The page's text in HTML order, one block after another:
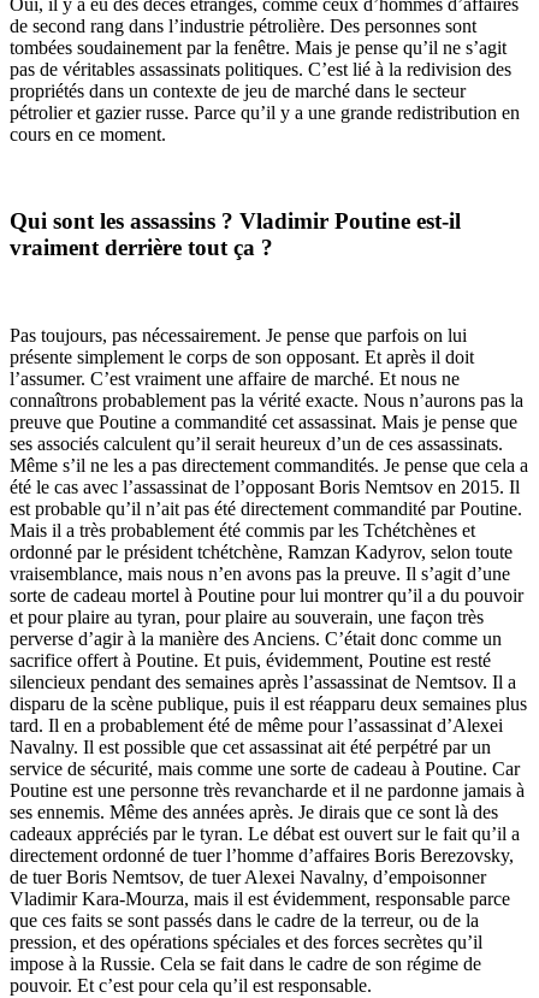
de second rang dans l’industrie pétrolière. Des personnes sont
tombées soudainement par la fenêtre. Mais je pense qu’il ne s’agit
pas de véritables assassinats politiques. C’est lié à la redivision des
propriétés dans un contexte de jeu de marché dans le secteur
pétrolier et gazier russe. Parce qu’il y a une grande redistribution en
cours en ce moment.
Qui sont les assassins ? Vladimir Poutine est-il
vraiment derrière tout ça ?
Pas toujours, pas nécessairement. Je pense que parfois on lui
présente simplement le corps de son opposant. Et après il doit
l’assumer. C’est vraiment une affaire de marché. Et nous ne
connaîtrons probablement pas la vérité exacte. Nous n’aurons pas la
preuve que Poutine a commandité cet assassinat. Mais je pense que
ses associés calculent qu’il serait heureux d’un de ces assassinats.
Même s’il ne les a pas directement commandités. Je pense que cela a
été le cas avec l’assassinat de l’opposant Boris Nemtsov en 2015. Il
est probable qu’il n’ait pas été directement commandité par Poutine.
Mais il a très probablement été commis par les Tchétchènes et
ordonné par le président tchétchène, Ramzan Kadyrov, selon toute
vraisemblance, mais nous n’en avons pas la preuve. Il s’agit d’une
sorte de cadeau mortel à Poutine pour lui montrer qu’il a du pouvoir
et pour plaire au tyran, pour plaire au souverain, une façon très
perverse d’agir à la manière des Anciens. C’était donc comme un
sacrifice offert à Poutine. Et puis, évidemment, Poutine est resté
silencieux pendant des semaines après l’assassinat de Nemtsov. Il a
disparu de la scène publique, puis il est réapparu deux semaines plus
tard. Il en a probablement été de même pour l’assassinat d’Alexei
Navalny. Il est possible que cet assassinat ait été perpétré par un
service de sécurité, mais comme une sorte de cadeau à Poutine. Car
Poutine est une personne très revancharde et il ne pardonne jamais à
ses ennemis. Même des années après. Je dirais que ce sont là des
cadeaux appréciés par le tyran. Le débat est ouvert sur le fait qu’il a
directement ordonné de tuer l’homme d’affaires Boris Berezovsky,
de tuer Boris Nemtsov, de tuer Alexei Navalny, d’empoisonner
Vladimir Kara-Mourza, mais il est évidemment, responsable parce
que ces faits se sont passés dans le cadre de la terreur, ou de la
pression, et des opérations spéciales et des forces secrètes qu’il
impose à la Russie. Cela se fait dans le cadre de son régime de
pouvoir. Et c’est pour cela qu’il est responsable.